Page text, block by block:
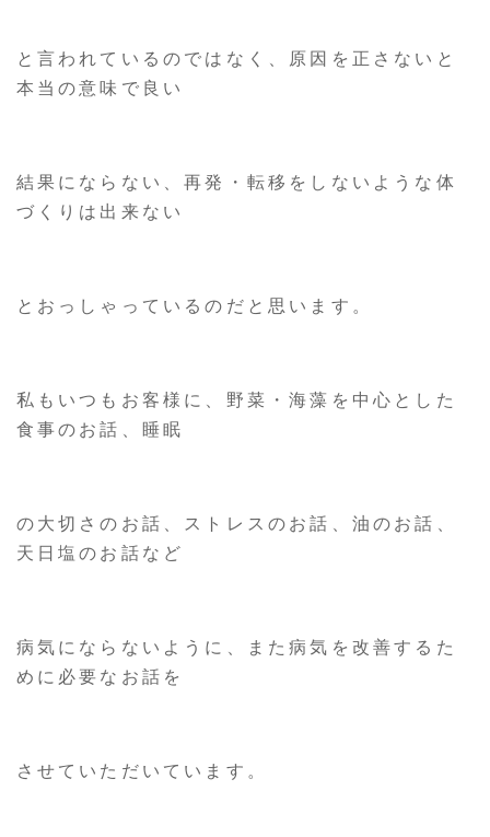
と言われているのではなく、原因を正さないと
本当の意味で良い
結果にならない、再発・転移をしないような体
づくりは出来ない
とおっしゃっているのだと思います。
私もいつもお客様に、野菜・海藻を中心とした
食事のお話、睡眠
の大切さのお話、ストレスのお話、油のお話、
天日塩のお話など
病気にならないように、また病気を改善するた
めに必要なお話を
させていただいています。